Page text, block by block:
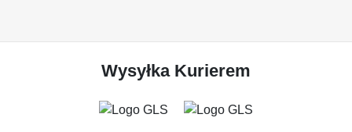
Wysyłka Kurierem